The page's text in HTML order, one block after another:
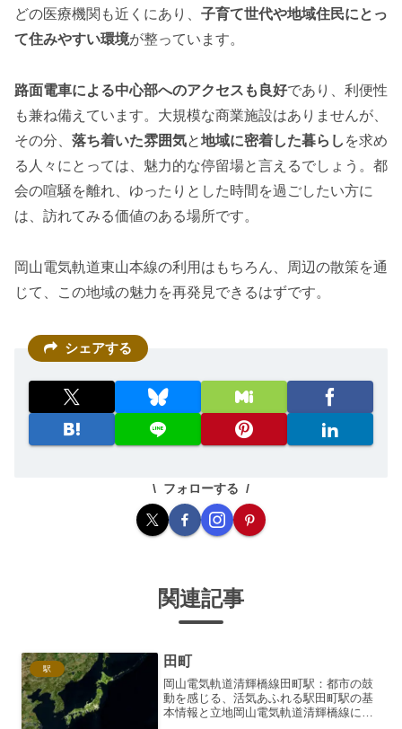
どの医療機関も近くにあり、 子育て世代や地域住民にとっ
て住みやすい環境が整っています。
路面電車による中心部へのアクセスも良好であり、利便性
も兼ね備えています。大規模な商業施設はありませんが、
その分、 落ち着いた雰囲気と地域に密着した暮らし を求め
る人々にとっては、魅力的な停留場と言えるでしょう。都
会の喧騒を離れ、ゆったりとした時間を過ごしたい方に
は、訪れてみる価値のある場所です。
岡山電気軌道東山本線の利用はもちろん、周辺の散策を通
じて、この地域の魅力を再発見できるはずです。
シェアする
フォローする
関連記事
駅 田町
岡山電気軌道清輝橋線田町駅：都市の鼓
動を感じる、活気あふれる駅田町駅の基
本情報と立地岡山電気軌道清輝橋線に位